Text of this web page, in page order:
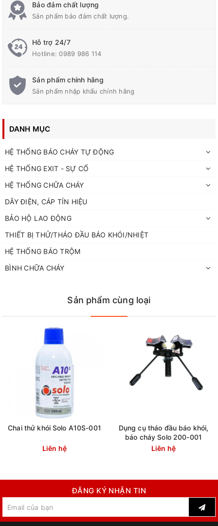
Bảo đảm chất lượng
Sản phẩm bảo đảm chất lượng.
Hỗ trợ 24/7
Hotline:0989 986 114
Sản phẩm chính hãng
Sản phẩm nhập khẩu chính hãng
DANH MỤC
HỆ THỐNG BÁO CHÁY TỰ ĐỘNG
HỆ THỐNG EXIT - SỰ CỐ
HỆ THỐNG CHỮA CHÁY
DÂY ĐIỆN, CÁP TÍN HIỆU
BẢO HỘ LAO ĐỘNG
THIẾT BỊ THỬ/THÁO ĐẦU BÁO KHÓI/NHIỆT
HỆ THỐNG BÁO TRỘM
BÌNH CHỮA CHÁY
Sản phẩm cùng loại
Chai thử khói Solo A10S-001
Liên hệ
Dụng cụ tháo đầu báo khói,
báo cháy Solo 200-001
Liên hệ
ĐĂNG KÝ NHẬN TIN